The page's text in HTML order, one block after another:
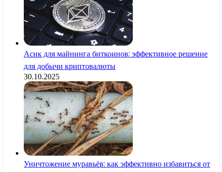
Асик для майнинга биткоинов: эффективное решение
для добычи криптовалюты
30.10.2025
Уничтожение муравьёв: как эффективно избавиться от